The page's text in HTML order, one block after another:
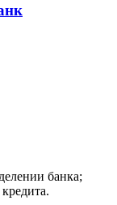
банка;